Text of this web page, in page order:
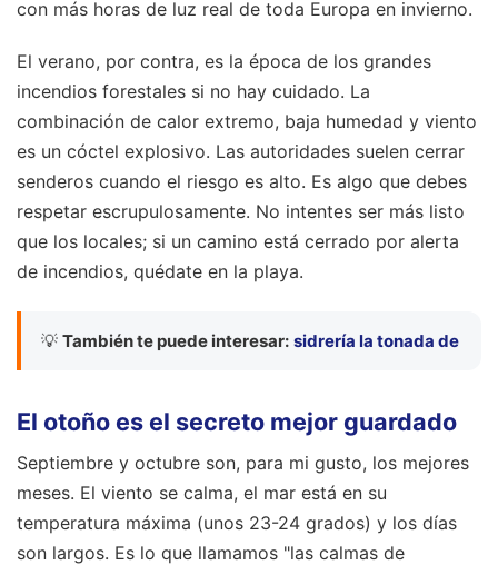
con más horas de luz real de toda Europa en invierno.
El verano, por contra, es la época de los grandes
incendios forestales si no hay cuidado. La
combinación de calor extremo, baja humedad y viento
es un cóctel explosivo. Las autoridades suelen cerrar
senderos cuando el riesgo es alto. Es algo que debes
respetar escrupulosamente. No intentes ser más listo
que los locales; si un camino está cerrado por alerta
de incendios, quédate en la playa.
💡 También te puede interesar: sidrería la tonada de
El otoño es el secreto mejor guardado
Septiembre y octubre son, para mi gusto, los mejores
meses. El viento se calma, el mar está en su
temperatura máxima (unos 23-24 grados) y los días
son largos. Es lo que llamamos "las calmas de